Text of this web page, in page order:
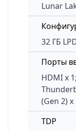
Lunar
32 ГБ
Порты
HDMI x
(Gen 2) x
TDP